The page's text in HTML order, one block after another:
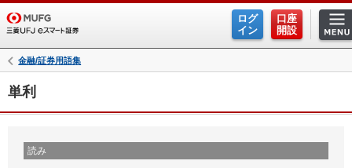
ログ
イン
口座
開設
金融/証券用語集
単利
読み